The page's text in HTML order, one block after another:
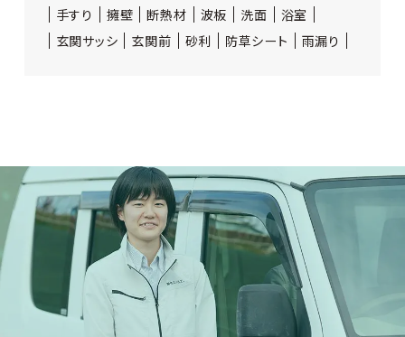
手すり
擁壁 断熱材 波板 洗面
浴室
玄関サッシ
玄関前 砂利 防草シート 雨漏り